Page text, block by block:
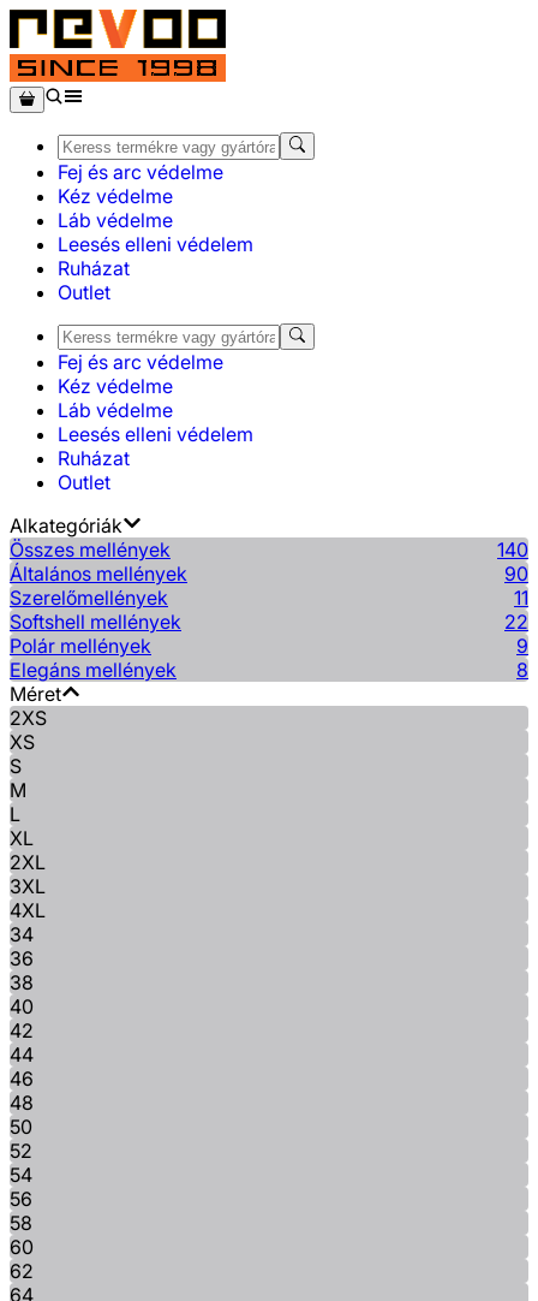
Fej és arc védelme
Kéz védelme
Láb védelme
Leesés elleni védelem
Ruházat
Outlet
Fej és arc védelme
Kéz védelme
Láb védelme
Leesés elleni védelem
Ruházat
Outlet
Alkategóriák
Összes mellények
140
Általános mellények
90
Szerelőmellények
11
Softshell mellények
22
Polár mellények
9
Elegáns mellények
8
Méret
2XS
XS
S
M
L
XL
2XL
3XL
4XL
34
36
38
40
42
44
46
48
50
52
54
56
58
60
62
64